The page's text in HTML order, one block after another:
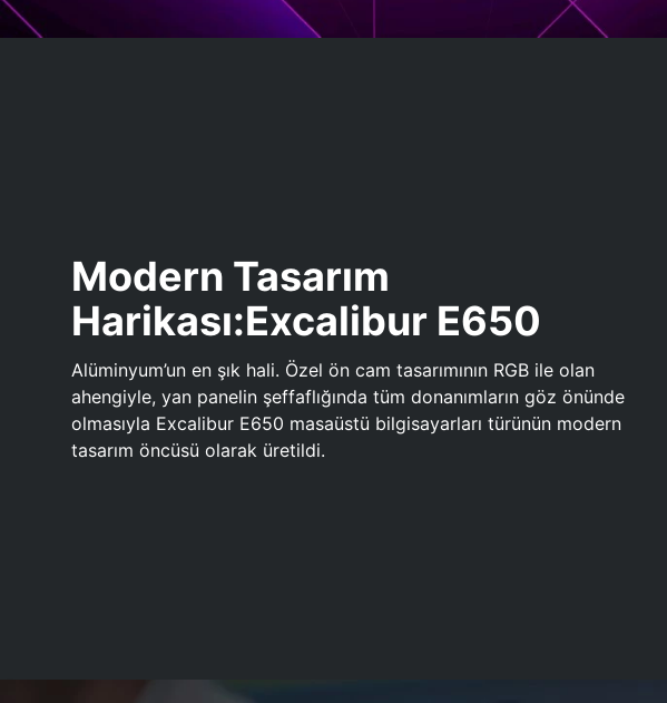
Modern Tasarım
Harikası:Excalibur E650
Alüminyum’un en şık hali. Özel ön cam tasarımının RGB ile olan
ahengiyle, yan panelin şeffaflığında tüm donanımların göz önünde
olmasıyla Excalibur E650 masaüstü bilgisayarları türünün modern
tasarım öncüsü olarak üretildi.